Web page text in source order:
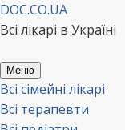
Перейти
до
DOC.CO.UA
Всі лікарі в Україні
Меню
Всі сімейні лікарі
Всі терапевти